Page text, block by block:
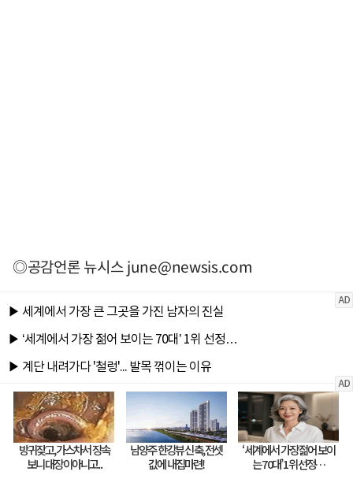
◎공감언론 뉴시스june@newsis.com